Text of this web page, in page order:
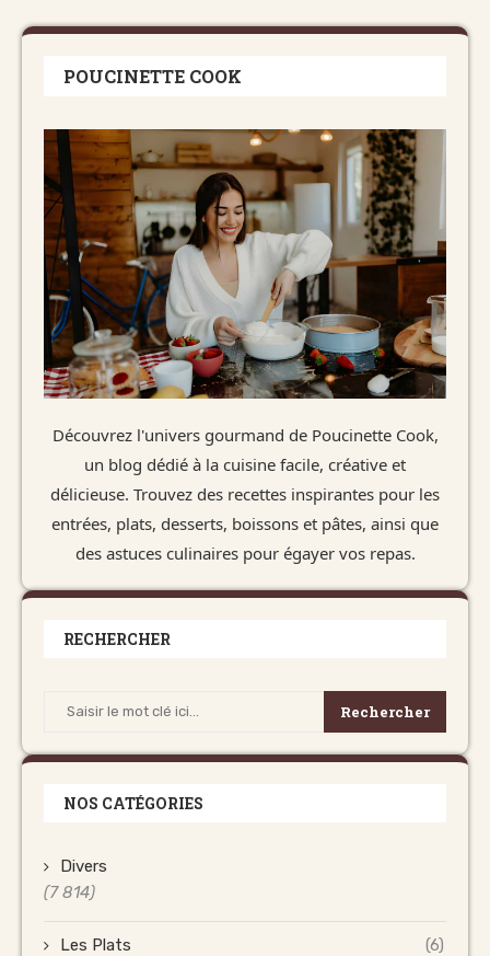
POUCINETTE COOK
Découvrez l'univers gourmand de Poucinette Cook,
un blog dédié à la cuisine facile, créative et
délicieuse. Trouvez des recettes inspirantes pour les
entrées, plats, desserts, boissons et pâtes, ainsi que
des astuces culinaires pour égayer vos repas.
RECHERCHER
Rechercher
NOS CATÉGORIES
Divers
(7 814)
Les Plats (6)